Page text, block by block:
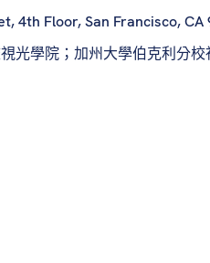
4th Floor, San Francisco, CA
光學院；加州大學伯克利分